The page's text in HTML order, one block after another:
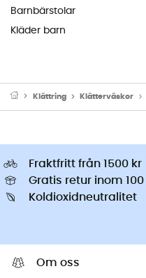
Barnbärstolar
Kläder barn
Klättring Klätterväskor
Fraktfritt från 1500 kr
Gratis retur inom
Koldioxidneutralitet
Om oss